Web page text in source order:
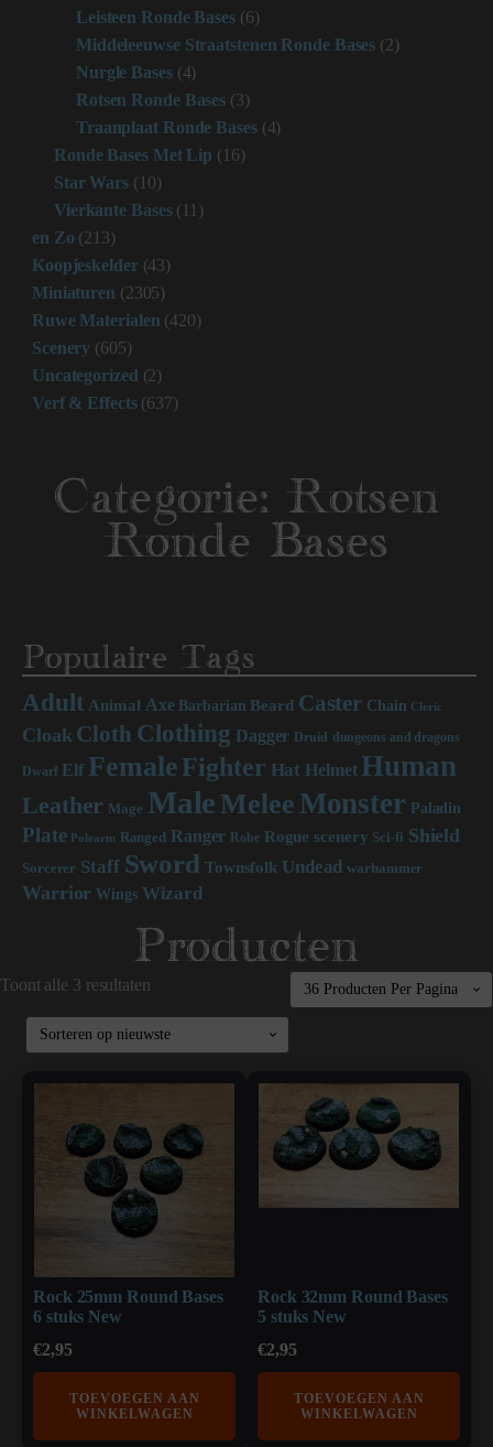
Leisteen Ronde Bases (6)
Middeleeuwse Straatstenen Ronde Bases (2)
Nurgle Bases (4)
Rotsen Ronde Bases (3)
Traanplaat Ronde Bases (4)
Ronde Bases Met Lip (16)
Star Wars (10)
Vierkante Bases (11)
en Zo (213)
Koopjeskelder (43)
Miniaturen (2305)
Ruwe Materialen (420)
Scenery (605)
Uncategorized (2)
Verf & Effects (637)
Categorie:Rotsen
Ronde Bases
Populaire Tags
Adult Animal Axe Barbarian Beard Caster Chain Cleric
Cloak Cloth Clothing Dagger Druid dungeons and dragons
Dwarf Elf FemaleFighter Hat Helmet Human
Leather Mage MaleMeleeMonster Paladin
Plate Polearm Ranged Ranger Robe Rogue scenery Sci-fi Shield
Sorcerer Staff Sword Townsfolk Undead warhammer
Warrior Wings Wizard
Producten
Toont alle 3 resultaten
Rock 25mm Round Bases
6 stuks New
€2,95
TOEVOEGEN AAN
WINKELWAGEN
Rock 32mm Round Bases
5 stuks New
€2,95
TOEVOEGEN AAN
WINKELWAGEN